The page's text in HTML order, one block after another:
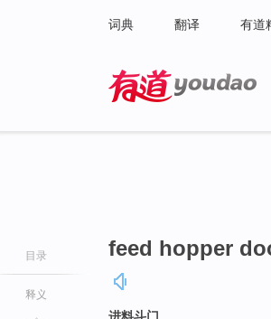
词典 翻译 有道
目录
释义
feed hopper